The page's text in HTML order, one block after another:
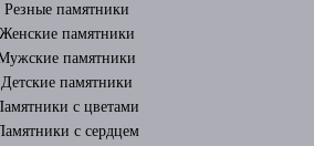
Резные памятники
Женские памятники
памятники
Детские памятники
с цветами
с сердцем